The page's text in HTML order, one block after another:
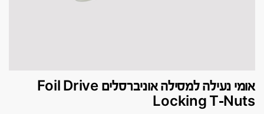
אומי נעילה למסילה אוניברסלים Foil Drive
Locking T-Nuts